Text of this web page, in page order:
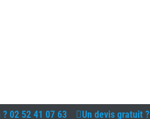
? 02 52 41 07 63 Un devis gratuit ?